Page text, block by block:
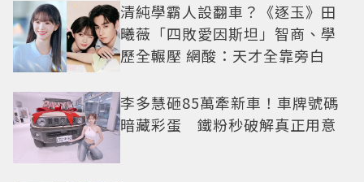
清純學霸人設翻車？《逐玉》田
曦薇「四敗愛因斯坦」智商、學
歷全輾壓 網酸：天才全靠旁白
李多慧砸85萬牽新車！車牌號碼
暗藏彩蛋 鐵粉秒破解真正用意